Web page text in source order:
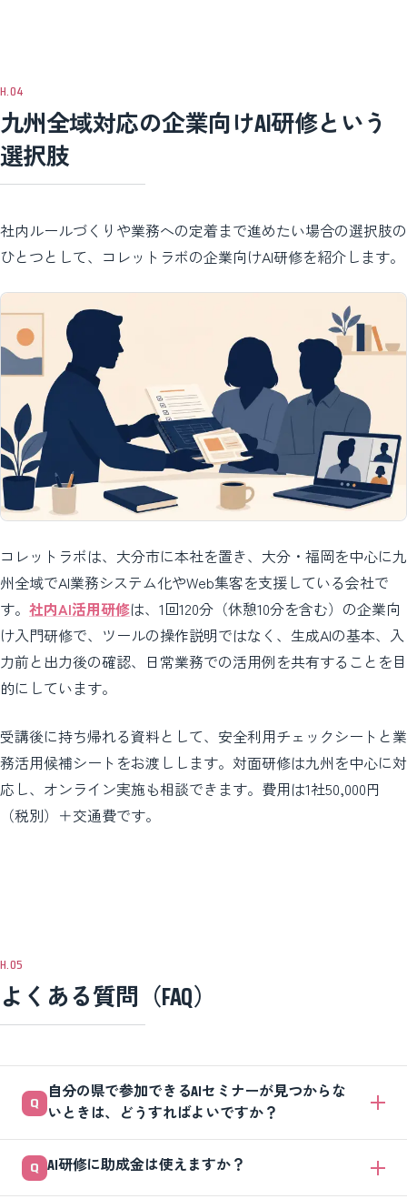
九州全域対応の企業向けAI研修という
選択肢
社内ルールづくりや業務への定着まで進めたい場合の選択肢の
ひとつとして、コレットラボの企業向けAI研修を紹介します。
コレットラボは、大分市に本社を置き、大分・福岡を中心に九
州全域でAI業務システム化やWeb集客を支援している会社で
す。 社内AI活用研修は、1回120分（休憩10分を含む）の企業向
け入門研修で、ツールの操作説明ではなく、生成AIの基本、入
力前と出力後の確認、日常業務での活用例を共有することを目
的にしています。
受講後に持ち帰れる資料として、安全利用チェックシートと業
務活用候補シートをお渡しします。対面研修は九州を中心に対
応し、オンライン実施も相談できます。費用は1社50,000円
（税別）＋交通費です。
よくある質問（FAQ）
自分の県で参加できるAIセミナーが見つからな
いときは、どうすればよいですか？
口でオンライン参加の可否を確認してください。参加対象は主催者ごと
AI研修に助成金は使えますか？